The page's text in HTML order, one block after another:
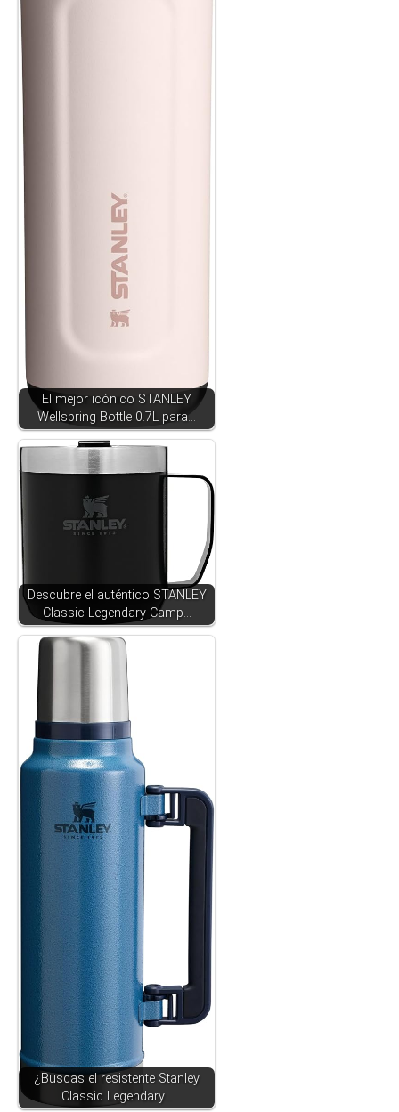
El mejor icónico STANLEY
Wellspring Bottle 0.7L para…
Descubre el auténtico STANLEY
Classic Legendary Camp…
¿Buscas el resistente Stanley
Classic Legendary…